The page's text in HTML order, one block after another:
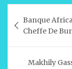
at
s
A
p
c
e
b
o
de
l’article
Banque
Cheffe De
Makhily